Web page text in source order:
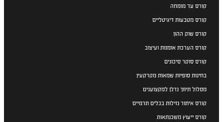
קורס עד מומחה
קורס מטבעות דיגיטליים
קורס שוק ההון
קורס הערכת אומנות ועיצוב
קורס סוקר סיכונים
בחינות סופיות שמאות מקרקעין
מסלול תיווך נדלן למקצוענים
קורס איתור נזילות בכלים תרמיים
קורס ייעוץ משכנתאות